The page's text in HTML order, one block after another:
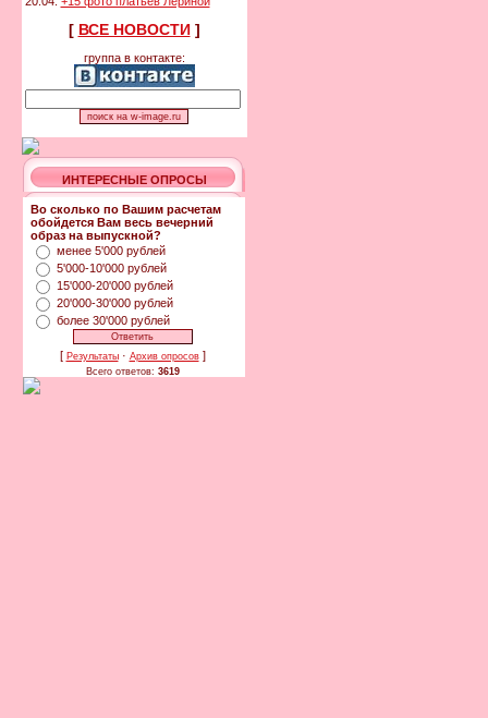
[ ВСЕ НОВОСТИ]
группа в контакте:
ИНТЕРЕСНЫЕ ОПРОСЫ
Во сколько по Вашим расчетам
обойдется Вам весь вечерний
образ на выпускной?
менее 5'000 рублей
5'000-10'000 рублей
15'000-20'000 рублей
20'000-30'000 рублей
более 30'000 рублей
[ Результаты· Архив опросов]
Всего ответов: 3619